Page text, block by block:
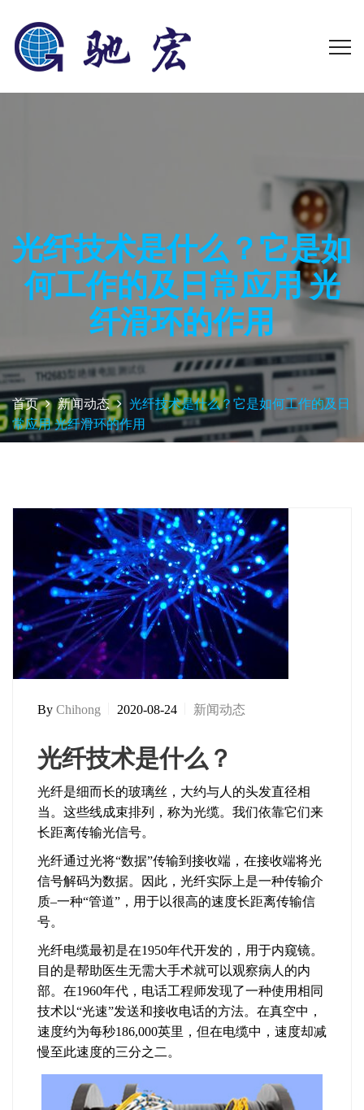
光纤技术是什么？它是如
何工作的及日常应用 光
纤滑环的作用
首页 新闻动态
光纤技术是什么？它是如何工作的及日
常应用 光纤滑环的作用
By Chihong 2020-08-24 新闻动态
光纤技术是什么？
光纤是细而长的玻璃丝，大约与人的头发直径相
当 。这些线成束排列，称为光缆。我们依靠它们来
长距离传输光信号。
光纤通过光将“数据”传输到接收端，在接收端将光
信号解码为数据。因此，光纤实际上是一种传输介
质–一种“管道”，用于以很高的速度长距离传输信
号。
光纤电缆最初是在1950年代开发的，用于内窥镜。
目的是帮助医生无需大手术就可以观察病人的内
部。在1960年代，电话工程师发现了一种使用相同
技术以“光速”发送和接收电话的方法。在真空中，
速度约为每秒186,000英里，但在电缆中，速度却减
慢至此速度的三分之二。